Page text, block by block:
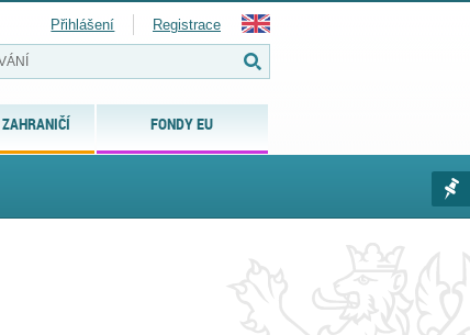
FONDY EU
Přihlášení Registrace